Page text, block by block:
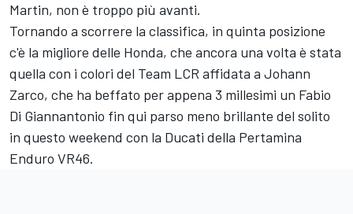
Martin, non è troppo più avanti.
Tornando a scorrere la classifica, in quinta posizione
c'è la migliore delle Honda, che ancora una volta è stata
quella con i colori del Team LCR affidata a Johann
Zarco, che ha beffato per appena 3 millesimi un Fabio
Di Giannantonio fin qui parso meno brillante del solito
in questo weekend con la Ducati della Pertamina
Enduro VR46.